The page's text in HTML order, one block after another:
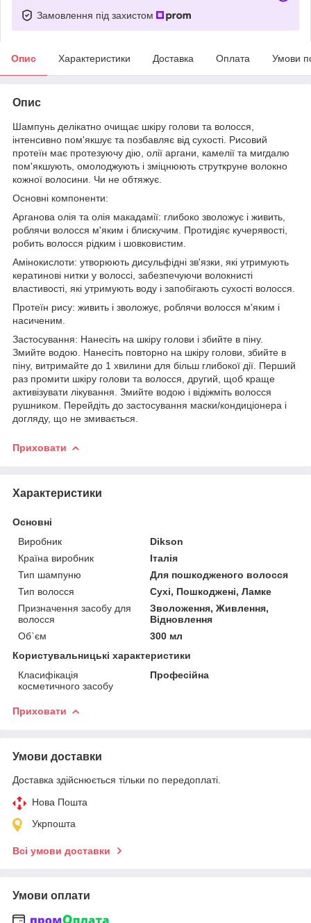
Замовлення під захистом
Опис Характеристики Доставка Оплата Умови
Опис
Шампунь делікатно очищає шкіру голови та волосся,
інтенсивно пом'якшує та позбавляє від сухості. Рисовий
протеїн має протезуючу дію, олії аргани, камелії та мигдалю
пом'якшують, омолоджують і зміцнюють струткруне волокно
кожної волосини. Чи не обтяжує.
Основні компоненти:
Арганова олія та олія макадамії: глибоко зволожує і живить,
роблячи волосся м'яким і блискучим. Протидіяє кучерявості,
робить волосся рідким і шовковистим.
Амінокислоти: утворюють дисульфідні зв'язки, які утримують
кератинові нитки у волоссі, забезпечуючи волокнисті
властивості, які утримують воду і запобігають сухості волосся.
Протеїн рису: живить і зволожує, роблячи волосся м'яким і
насиченим.
Застосування: Нанесіть на шкіру голови і збийте в піну.
Змийте водою. Нанесіть повторно на шкіру голови, збийте в
піну, витримайте до 1 хвилини для більш глибокої дії. Перший
раз промити шкіру голови та волосся, другий, щоб краще
активізувати лікування. Змийте водою і відіжміть волосся
рушником. Перейдіть до застосування маски/кондиціонера і
догляду, що не змивається.
Приховати
Характеристики
Основні
Виробник
Dikson
Країна виробник
Італія
Тип шампуню
Для пошкодженого волосся
Тип волосся
Сухі, Пошкоджені, Ламке
Призначення засобу для
волосся
Зволоження, Живлення,
Відновлення
Об`єм
300 мл
Користувальницькі характеристики
Класифікація
косметичного засобу
Професійна
Приховати
Умови доставки
Доставка здійснюється тільки по передоплаті.
Нова Пошта
Укрпошта
Всі умови доставки
Умови оплати